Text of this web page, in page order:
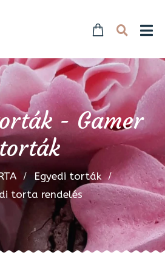
- Gamer
torták
Egyedi torták
torta rendelés